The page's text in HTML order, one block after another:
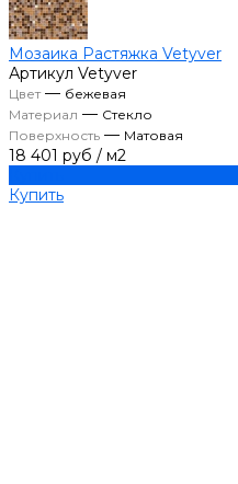
Мозаика Растяжка Vetyver
Артикул Vetyver
Цвет— бежевая
Материал — Стекло
Поверхность — Матовая
18 401 руб / м2
Купить